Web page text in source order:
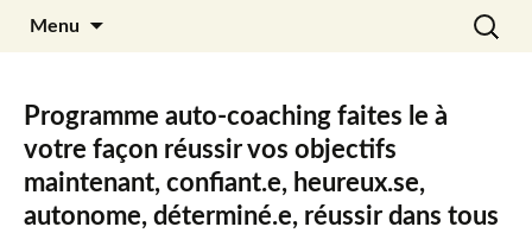
Julia Noyel
Menu
Programme auto-coaching faites le à
votre façon réussir vos objectifs
maintenant, confiant.e, heureux.se,
autonome, déterminé.e, réussir dans tous